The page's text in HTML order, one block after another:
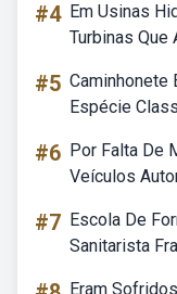
#4 Em Usinas
Turbinas Que
#5 Caminhonete
Espécie
#6 Por Falta De
Veículos
#7 Escola De
Sanitarista
Eram